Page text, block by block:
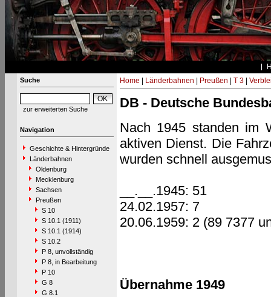
Suche
zur erweiterten Suche
Navigation
Geschichte & Hintergründe
Länderbahnen
Oldenburg
Mecklenburg
Sachsen
Preußen
S 10
S 10.1 (1911)
S 10.1 (1914)
S 10.2
P 8, unvollständig
P 8, in Bearbeitung
P 10
G 8
G 8.1
Home Länderbahnen Preußen T 3|
DB - Deutsche
Nach 1945 standen im
aktiven Dienst. Die
wurden schnell
__.__.1945: 51
24.02.1957: 7
20.06.1959: 2 (89 7377
Übernahme 1949